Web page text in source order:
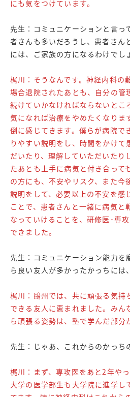
にも気をつけています。
先生：コミュニケーションと言っ
者さんも多いだろうし、患者さん
には、ご家族の方になるわけでし
梶川：そうなんです。神経内科の
場合退院されたあとも、自分の管
続けていかなければならないとこ
気になれば治療をやめたくなりま
倒に感じてきます。僕らが病院で
りやすい説明をし、時間をかけて
だいたり、理解していただいたり
たあとも上手に病気と付き合って
の方にも、不安やリスク、また今
説明をして、必要以上の不安を感
ことで、患者さんと一緒に病気と
なっていけることを、研修医･専
できました。
先生：コミュニケーション能力を
ら良い友人が多かったかっちには
梶川：鷗州では、共に頑張る気持
できる友人に恵まれました。みん
ら頑張る姿勢は、塾で学んだ部分
先生：じゃあ、これからのかっち
梶川：まず、専攻医をあと2年や
大学の医学部生も大学院に進学し